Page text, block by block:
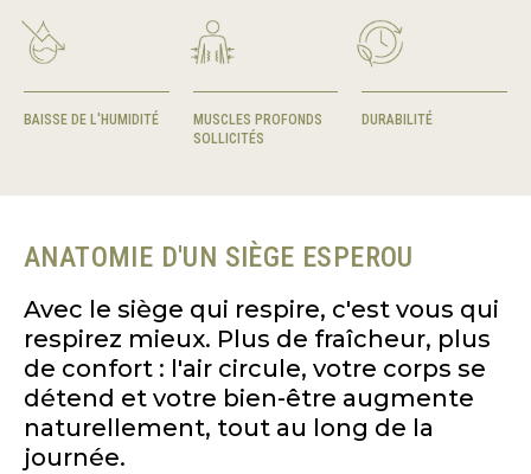
BAISSE DE L'HUMIDITÉ
MUSCLES PROFONDS
SOLLICITÉS
DURABILITÉ
ANATOMIE D'UN SIÈGE ESPEROU
Avec le siège qui respire, c'est vous qui
respirez mieux. Plus de fraîcheur, plus
de confort : l'air circule, votre corps se
détend et votre bien-être augmente
naturellement, tout au long de la
journée.